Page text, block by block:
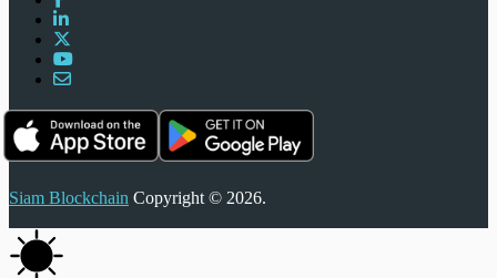
Siam Blockchain Copyright © 2026.